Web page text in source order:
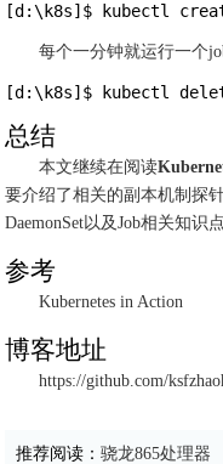
[d:\k8s]$ kubectl
每个一分钟就运行一个
[d:\k8s]$ kubectl
总结
本文继续在阅读
要介绍了相关的副本机制探针
DaemonSet以及Job相关知识点
参考
Kubernetes in Action
博客地址
https://github.com/
推荐阅读：骁龙865处理器